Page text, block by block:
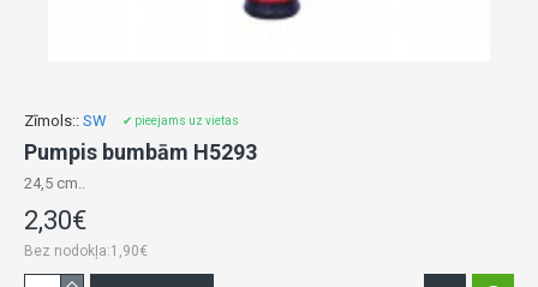
Zīmols:: SW ✔ pieejams uz vietas
Pumpis bumbām H5293
24,5 cm..
2,30€
Bez nodokļa:1,90€